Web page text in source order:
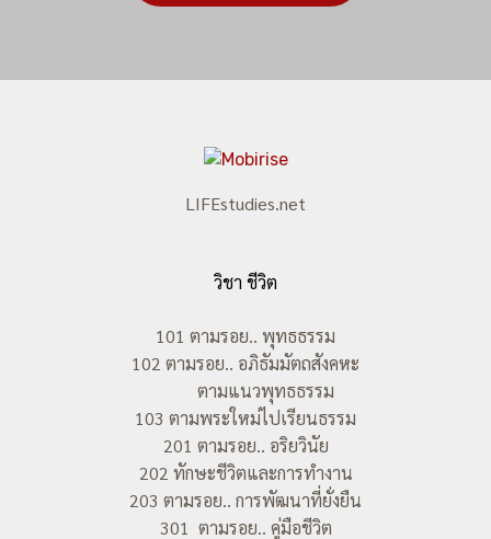
LIFEstudies.net
วิชา ชีวิต
101 ตามรอย.. พุทธธรรม
102 ตามรอย.. อภิธัมมัตถสังคหะ
ตามแนวพุทธธรรม
103 ตามพระใหม่ไปเรียนธรรม
201 ตามรอย.. อริยวินัย
202 ทักษะชีวิตและการทำงาน
203 ตามรอย.. การพัฒนาที่ยั่งยืน
301 ตามรอย.. คู่มือชีวิต